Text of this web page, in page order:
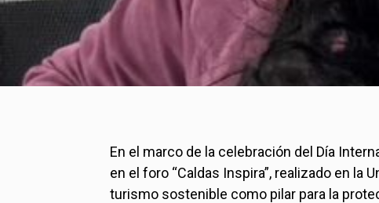
En el marco de la celebración del Día
en el foro “Caldas Inspira”, realizado en la
turismo sostenible como pilar para la